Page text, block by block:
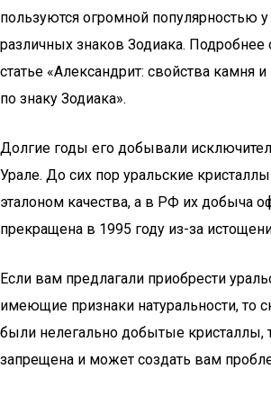
пользуются огромной популярностью
различных знаков Зодиака. Подробнее
статье «Александрит: свойства камня
по знаку Зодиака».
Долгие годы его добывали
Урале. До сих пор уральские
эталоном качества, а в РФ их добыча
прекращена в 1995 году из-за
Если вам предлагали приобрести
имеющие признаки натуральности, то
были нелегально добытые кристаллы,
запрещена и может создать вам